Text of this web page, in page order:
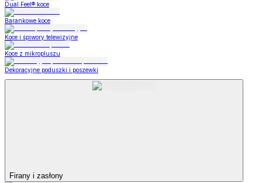
Dual Feel® koce
Barankowe koce
Koce i śpiwory telewizyjne
Koce z mikropluszu
Dekoracyjne poduszki i poszewki
Firany i zasłony